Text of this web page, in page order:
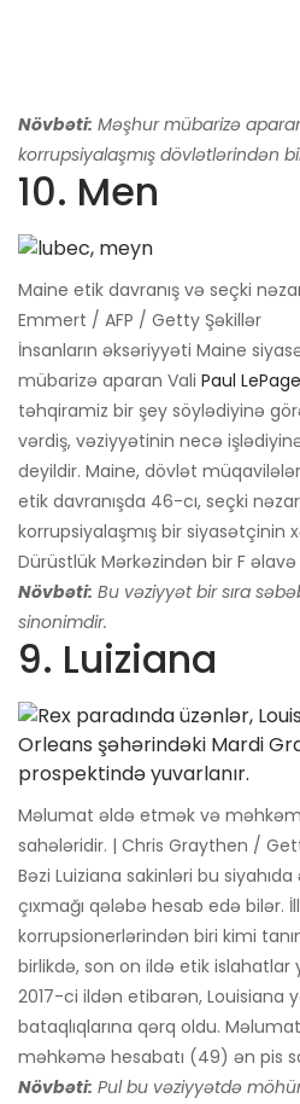
Növbəti: Məşhur mübarizə
korrupsiyalaşmış dövlətlərindən
10. Men
Maine etik davranış və seçki
Emmert / AFP / Getty Şəkillər
İnsanların əksəriyyəti Maine
mübarizə aparan Vali Paul LePage
təhqiramiz bir şey söylədiyinə
vərdiş, vəziyyətinin necə
deyildir. Maine, dövlət
etik davranışda 46-cı, seçki
korrupsiyalaşmış bir siyasətçinin
Dürüstlük Mərkəzindən bir F əlavə
Növbəti: Bu vəziyyət bir sıra
sinonimdir.
9. Luiziana
Məlumat əldə etmək və
sahələridir. | Chris Graythen /
Bəzi Luiziana sakinləri bu
çıxmağı qələbə hesab edə bilər.
korrupsionerlərindən biri kimi
birlikdə, son on ildə etik
2017-ci ildən etibarən, Louisiana
bataqlıqlarına qərq oldu.
məhkəmə hesabatı (49) ən pis
Növbəti: Pul bu vəziyyətdə